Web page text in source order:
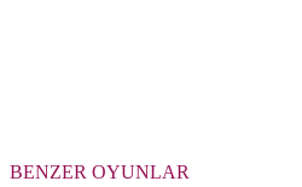
BENZER OYUNLAR